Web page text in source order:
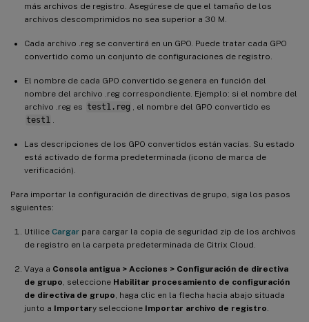
más archivos de registro. Asegúrese de que el tamaño de los
archivos descomprimidos no sea superior a 30 M.
Cada archivo .reg se convertirá en un GPO. Puede tratar cada GPO
convertido como un conjunto de configuraciones de registro.
El nombre de cada GPO convertido se genera en función del
nombre del archivo .reg correspondiente. Ejemplo: si el nombre del
archivo .reg es test1.reg
, el nombre del GPO convertido es
test1
Las descripciones de los GPO convertidos están vacías. Su estado
está activado de forma predeterminada (icono de marca de
verificación).
Para importar la configuración de directivas de grupo, siga los pasos
siguientes:
Utilice Cargar para cargar la copia de seguridad zip de los archivos
de registro en la carpeta predeterminada de Citrix Cloud.
Vaya a Consola antigua > Acciones > Configuración de directiva
de grupo , seleccione Habilitar procesamiento de configuración
de directiva de grupo , haga clic en la flecha hacia abajo situada
junto a Importary seleccione Importar archivo de registro